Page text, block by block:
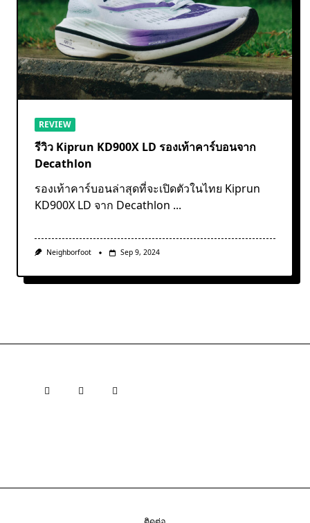
REVIEW
รีวิว Kiprun KD900X LD รองเท้าคาร์บอนจาก
Decathlon
รองเท้าคาร์บอนล่าสุดที่จะเปิดตัวในไทย Kiprun
KD900X LD จาก Decathlon ...
Neighborfoot Sep 9, 2024